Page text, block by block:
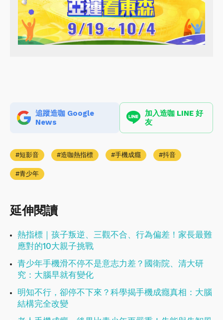
追蹤造咖 Google
News
加入造咖 LINE 好
友
短影音 造咖熱指標 手機成癮 抖音
青少年
延伸閱讀
熱指標｜孩子叛逆、三觀不合、行為偏差！家長最難
應對的10大親子挑戰
青少年手機滑不停不是意志力差？國衛院、清大研
究：大腦早就有變化
明知不行，卻停不下來？科學揭手機成癮真相：大腦
結構完全改變